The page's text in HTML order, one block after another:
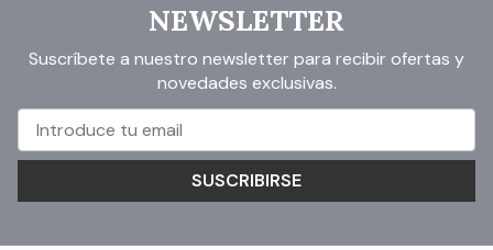
NEWSLETTER
Suscríbete a nuestro newsletter para recibir ofertas y
novedades exclusivas.
SUSCRIBIRSE